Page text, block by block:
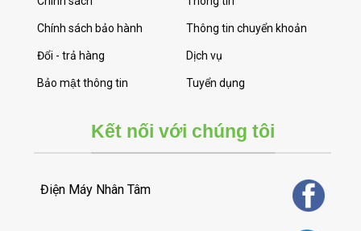
Chính sách bảo hành
Đổi - trả hàng
Bảo mật thông tin
Thông tin chuyển khoản
Dịch vụ
Tuyển dụng
Kết nối với chúng tôi
Điện Máy Nhân Tâm